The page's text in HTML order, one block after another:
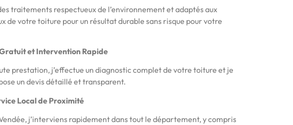
traitements respectueux de l’environnement et adaptés aux
de votre toiture pour un résultat durable sans risque pour votre
et Intervention Rapide
prestation, j’effectue un diagnostic complet de votre toiture et je
un devis détaillé et transparent.
Local de Proximité
j’interviens rapidement dans tout le département, y compris